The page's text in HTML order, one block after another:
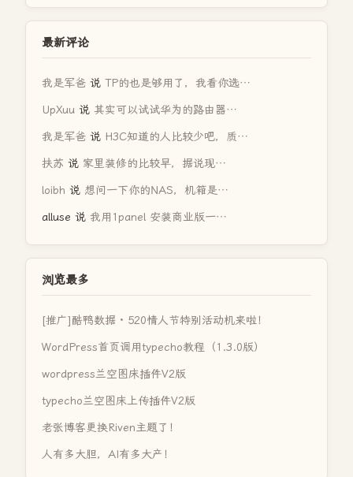
最新评论
我是军爸 说 TP的也是够用了，我看你选…
UpXuu 说 其实可以试试华为的路由器…
我是军爸 说 H3C知道的人比较少吧，质…
扶苏 说 家里装修的比较早，据说现…
loibh 说 想问一下你的NAS，机箱是…
alluse 说 我用1panel 安装商业版一…
浏览最多
[推广]酷鸭数据 · 520情人节特别活动机来啦！
WordPress首页调用typecho教程（1.3.0版）
wordpress兰空图床插件V2版
typecho兰空图床上传插件V2版
老张博客更换Riven主题了！
人有多大胆，AI有多大产！